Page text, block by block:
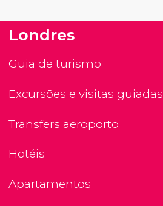
Londres
Guia de turismo
Excursões e visitas guiadas
Transfers aeroporto
Hotéis
Apartamentos